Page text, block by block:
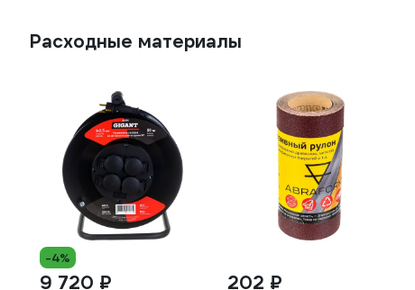
Расходные материалы
-4%
9 720 ₽ 202 ₽